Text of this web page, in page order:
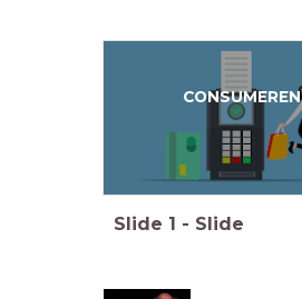
CONSUMEREN
Slide 1 - Slide